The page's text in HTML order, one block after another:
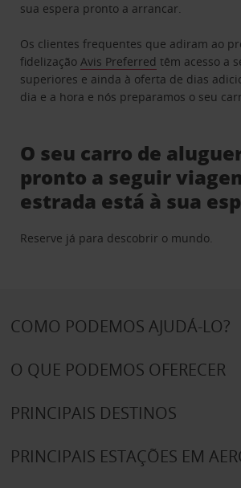
sua espera pronto a arrancar.
Os clientes frequentes que adiram ao
fidelizaçãoAvis Preferred têm acesso a
superiores e ainda à oferta de dias
dia e a hora e nós preparamos o seu
O seu carro de
pronto a seguir
estrada está à sua
Reserve já para descobrir o mundo.
COMO PODEMOS AJUDÁ-LO?
O QUE PODEMOS OFERECER
PRINCIPAIS DESTINOS
PRINCIPAIS ESTAÇÕES EM